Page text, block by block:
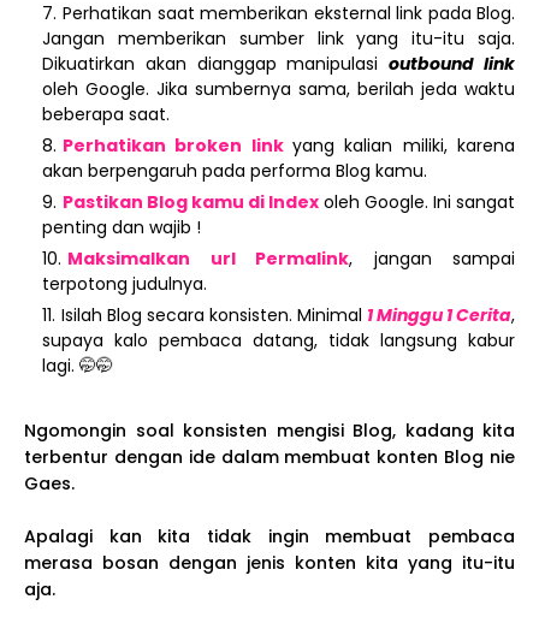
Perhatikan saat memberikan eksternal link pada Blog.
Jangan memberikan sumber link yang itu-itu saja.
Dikuatirkan akan dianggap manipulasioutbound link
oleh Google. Jika sumbernya sama, berilah jeda waktu
beberapa saat.
Perhatikan broken link yang kalian miliki, karena
akan berpengaruh pada performa Blog kamu.
Pastikan Blog kamu di Index oleh Google. Ini sangat
penting dan wajib !
Maksimalkan url Permalink, jangan sampai
terpotong judulnya.
Isilah Blog secara konsisten. Minimal 1 Minggu 1 Cerita,
supaya kalo pembaca datang, tidak langsung kabur
lagi. 🤭🤭
Ngomongin soal konsisten mengisi Blog, kadang kita
terbentur dengan ide dalam membuat konten Blog nie
Gaes.
Apalagi kan kita tidak ingin membuat pembaca
merasa bosan dengan jenis konten kita yang itu-itu
aja.